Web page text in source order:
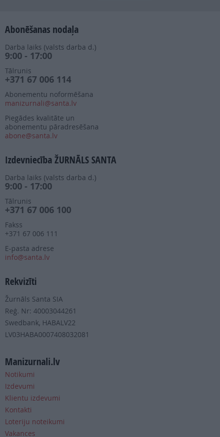
Abonēšanas nodaļa
Darba laiks (valsts darba d.)
9:00 - 17:00
Tālrunis
+371 67 006 114
Abonementu noformēšana
manizurnali@santa.lv
Piegādes kvalitāte un
abonementu pāradresēšana
abone@santa.lv
Izdevniecība ŽURNĀLS SANTA
Darba laiks (valsts darba d.)
9:00 - 17:00
Tālrunis
+371 67 006 100
Fakss
+371 67 006 111
E-pasta adrese
info@santa.lv
Rekvizīti
Žurnāls Santa SIA
Reģ. Nr: 40003044261
Swedbank, HABALV22
LV03HABA0007408032081
Manizurnali.lv
Notikumi
Izdevumi
Klientu izdevumi
Kontakti
Loteriju noteikumi
Vakances